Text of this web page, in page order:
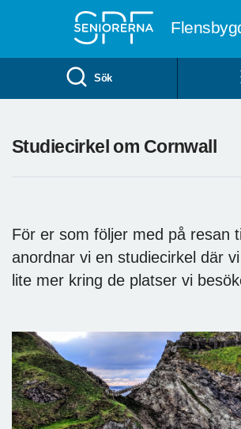
Sök
Studiecirkel om Cornwall
För er som följer med på resan
anordnar vi en studiecirkel där
lite mer kring de platser vi